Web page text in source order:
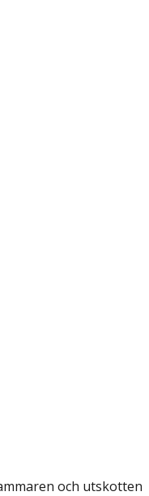
och utskotten